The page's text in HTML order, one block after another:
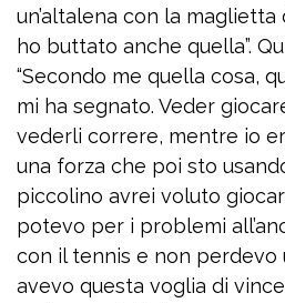
un’altalena con la maglietta
ho buttato anche quella”.
“Secondo me quella cosa,
mi ha segnato. Veder
vederli correre, mentre io
una forza che poi sto
piccolino avrei voluto
potevo per i problemi
con il tennis e non
avevo questa voglia di